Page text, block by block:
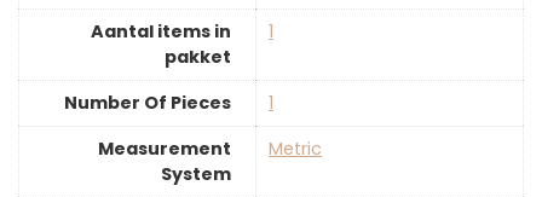
Aantal items in
pakket
‎1
Number Of Pieces
‎1
Measurement
System
‎Metric